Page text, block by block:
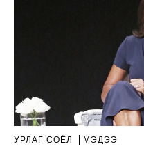
УРЛАГ СОЁЛ МЭДЭЭ